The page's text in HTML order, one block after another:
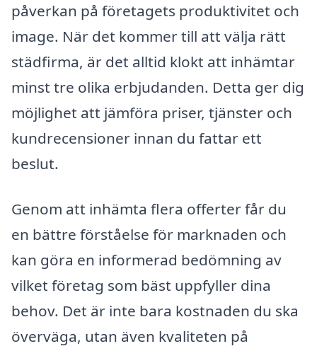
påverkan på företagets produktivitet och
image. När det kommer till att välja rätt
städfirma, är det alltid klokt att inhämtar
minst tre olika erbjudanden. Detta ger dig
möjlighet att jämföra priser, tjänster och
kundrecensioner innan du fattar ett
beslut.
Genom att inhämta flera offerter får du
en bättre förståelse för marknaden och
kan göra en informerad bedömning av
vilket företag som bäst uppfyller dina
behov. Det är inte bara kostnaden du ska
överväga, utan även kvaliteten på